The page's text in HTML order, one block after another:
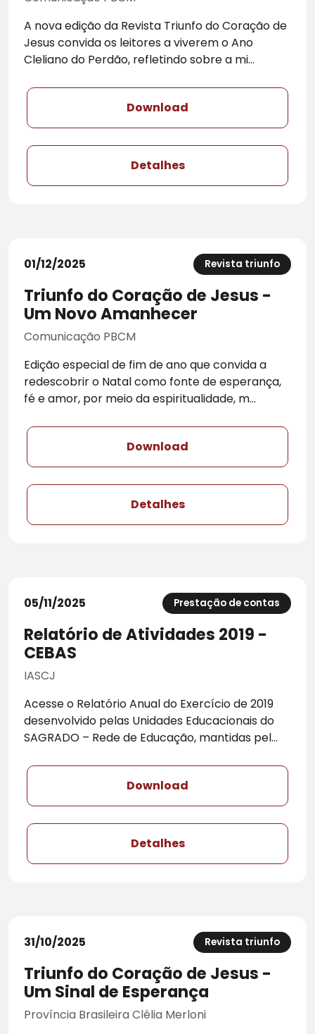
A nova edição da Revista Triunfo do Coração de
Jesus convida os leitores a viverem o Ano
Cleliano do Perdão, refletindo sobre a mi...
Download
Detalhes
01/12/2025 Revista triunfo
Triunfo do Coração de Jesus -
Um Novo Amanhecer
Comunicação PBCM
Edição especial de fim de ano que convida a
redescobrir o Natal como fonte de esperança,
fé e amor, por meio da espiritualidade, m...
Download
Detalhes
05/11/2025 Prestação de contas
Relatório de Atividades 2019 -
CEBAS
IASCJ
Acesse o Relatório Anual do Exercício de 2019
desenvolvido pelas Unidades Educacionais do
SAGRADO – Rede de Educação, mantidas pel...
Download
Detalhes
31/10/2025 Revista triunfo
Triunfo do Coração de Jesus -
Um Sinal de Esperança
Província Brasileira Clélia Merloni